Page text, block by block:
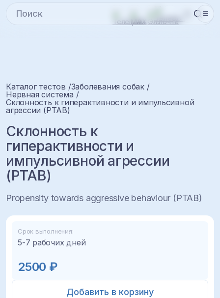
Каталог тестов Заболевания собак
Нервная система
Склонность к гиперактивности и импульсивной
агрессии (PTAB)
Склонность к
гиперактивности и
импульсивной агрессии
(PTAB)
Propensity towards aggressive behaviour (PTAB)
Срок выполнения:
5-7 рабочих дней
2500 ₽
Добавить в корзину